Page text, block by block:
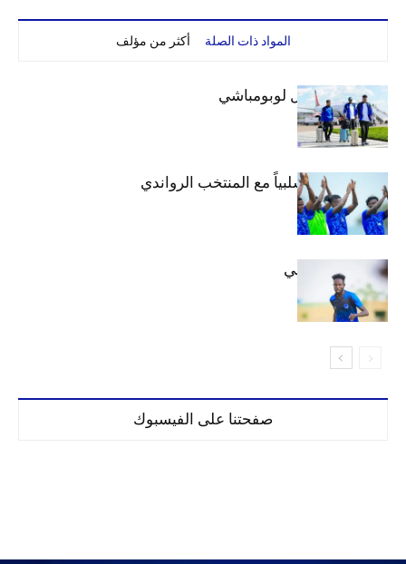
المواد ذات الصلة أكثر من مؤلف
بعثة الهلال تصل لوبومباشي
الهلال يتعادل سلبياً مع المنتخب الرواندي
إعدادياً
كنن يصل كيجالي
صفحتنا على الفيسبوك